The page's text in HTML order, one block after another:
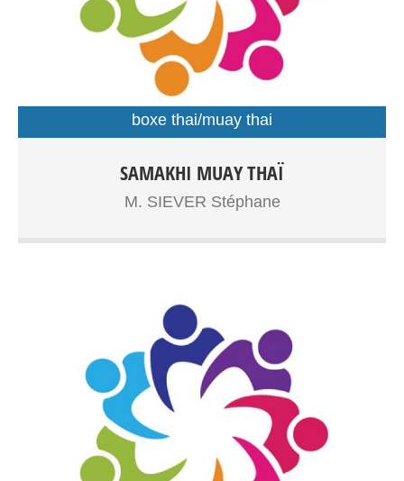
Boxe Thaïlandaise à partir de 7ans, adolescents, adultes
Entrainements: Gymnase Dupouy
boxe thai/muay thai
SAMAKHI MUAY THAÏ
M. SIEVER Stéphane